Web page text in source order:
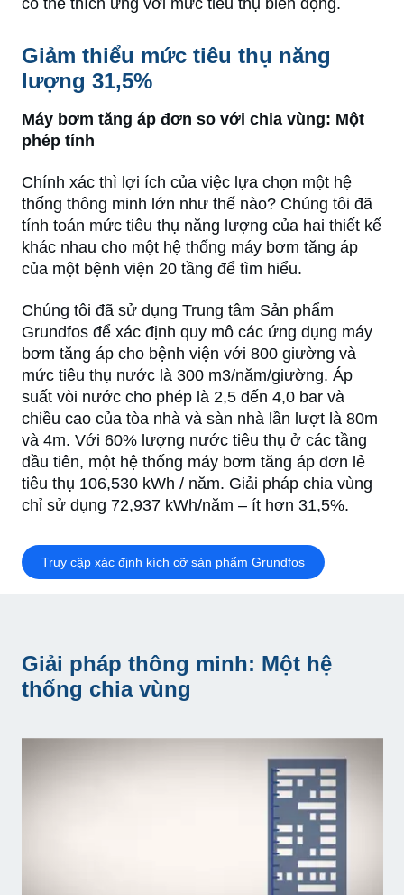
có thể thích ứng với mức tiêu thụ biến động.
Giảm thiểu mức tiêu thụ năng
lượng 31,5%
Máy bơm tăng áp đơn so với chia vùng: Một
phép tính
Chính xác thì lợi ích của việc lựa chọn một hệ
thống thông minh lớn như thế nào? Chúng tôi đã
tính toán mức tiêu thụ năng lượng của hai thiết kế
khác nhau cho một hệ thống máy bơm tăng áp
của một bệnh viện 20 tầng để tìm hiểu.
Chúng tôi đã sử dụng Trung tâm Sản phẩm
Grundfos để xác định quy mô các ứng dụng máy
bơm tăng áp cho bệnh viện với 800 giường và
mức tiêu thụ nước là 300 m3/năm/giường. Áp
suất vòi nước cho phép là 2,5 đến 4,0 bar và
chiều cao của tòa nhà và sàn nhà lần lượt là 80m
và 4m. Với 60% lượng nước tiêu thụ ở các tầng
đầu tiên, một hệ thống máy bơm tăng áp đơn lẻ
tiêu thụ 106,530 kWh / năm. Giải pháp chia vùng
chỉ sử dụng 72,937 kWh/năm – ít hơn 31,5%.
Truy cập xác định kích cỡ sản phẩm Grundfos
Giải pháp thông minh: Một hệ
thống chia vùng